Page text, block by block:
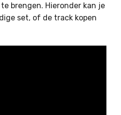
brengen. Hieronder kan je
set, of de track kopen